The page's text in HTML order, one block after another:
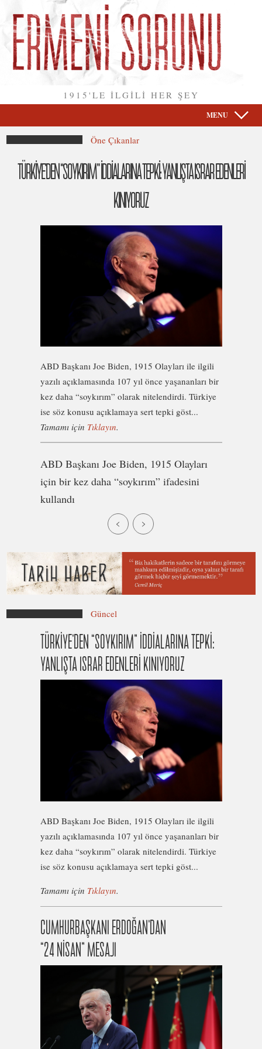
1915'LE İLGİLİ HER ŞEY
MENU
Öne Çıkanlar
TÜRKİYE’DEN “SOYKIRIM” İDDİALARINA TEPKİ: YANLIŞTA ISRAR EDENLERİ
KINIYORUZ
ABD Başkanı Joe Biden, 1915 Olayları ile ilgili
yazılı açıklamasında 107 yıl önce yaşananları bir
kez daha “soykırım” olarak nitelendirdi. Türkiye
ise söz konusu açıklamaya sert tepki göst...
Tamamı için Tıklayın.
ABD Başkanı Joe Biden, 1915 Olayları
için bir kez daha “soykırım” ifadesini
kullandı
Güncel
TÜRKİYE’DEN “SOYKIRIM” İDDİALARINA TEPKİ:
YANLIŞTA ISRAR EDENLERİ KINIYORUZ
ABD Başkanı Joe Biden, 1915 Olayları ile ilgili
yazılı açıklamasında 107 yıl önce yaşananları bir
kez daha “soykırım” olarak nitelendirdi. Türkiye
ise söz konusu açıklamaya sert tepki göst...
Tamamı için Tıklayın.
CUMHURBAŞKANI ERDOĞAN’DAN
“24 NİSAN” MESAJI